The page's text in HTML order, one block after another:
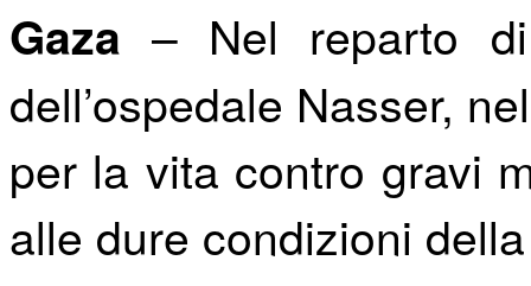
Gaza – Nel reparto
dell’ospedale Nasser,
per la vita contro gravi
alle dure condizioni